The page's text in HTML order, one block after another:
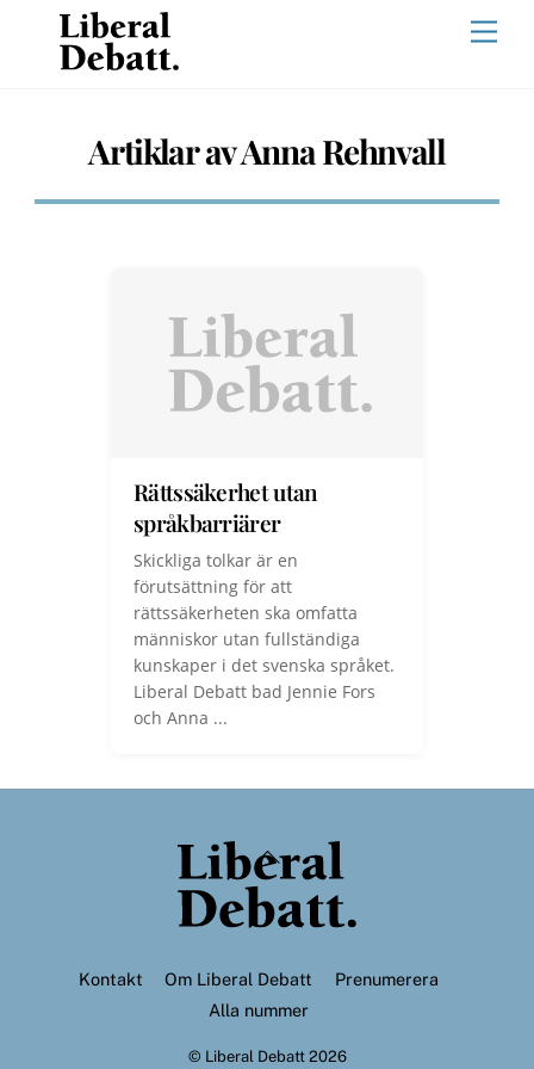
content
Artiklar av Anna Rehnvall
Rättssäkerhet utan
språkbarriärer
Skickliga tolkar är en
förutsättning för att
rättssäkerheten ska omfatta
människor utan fullständiga
kunskaper i det svenska språket.
Liberal Debatt bad Jennie Fors
och Anna ...
Back
To
Top
Kontakt Om Liberal Debatt
Prenumerera
Alla nummer
© Liberal Debatt2026